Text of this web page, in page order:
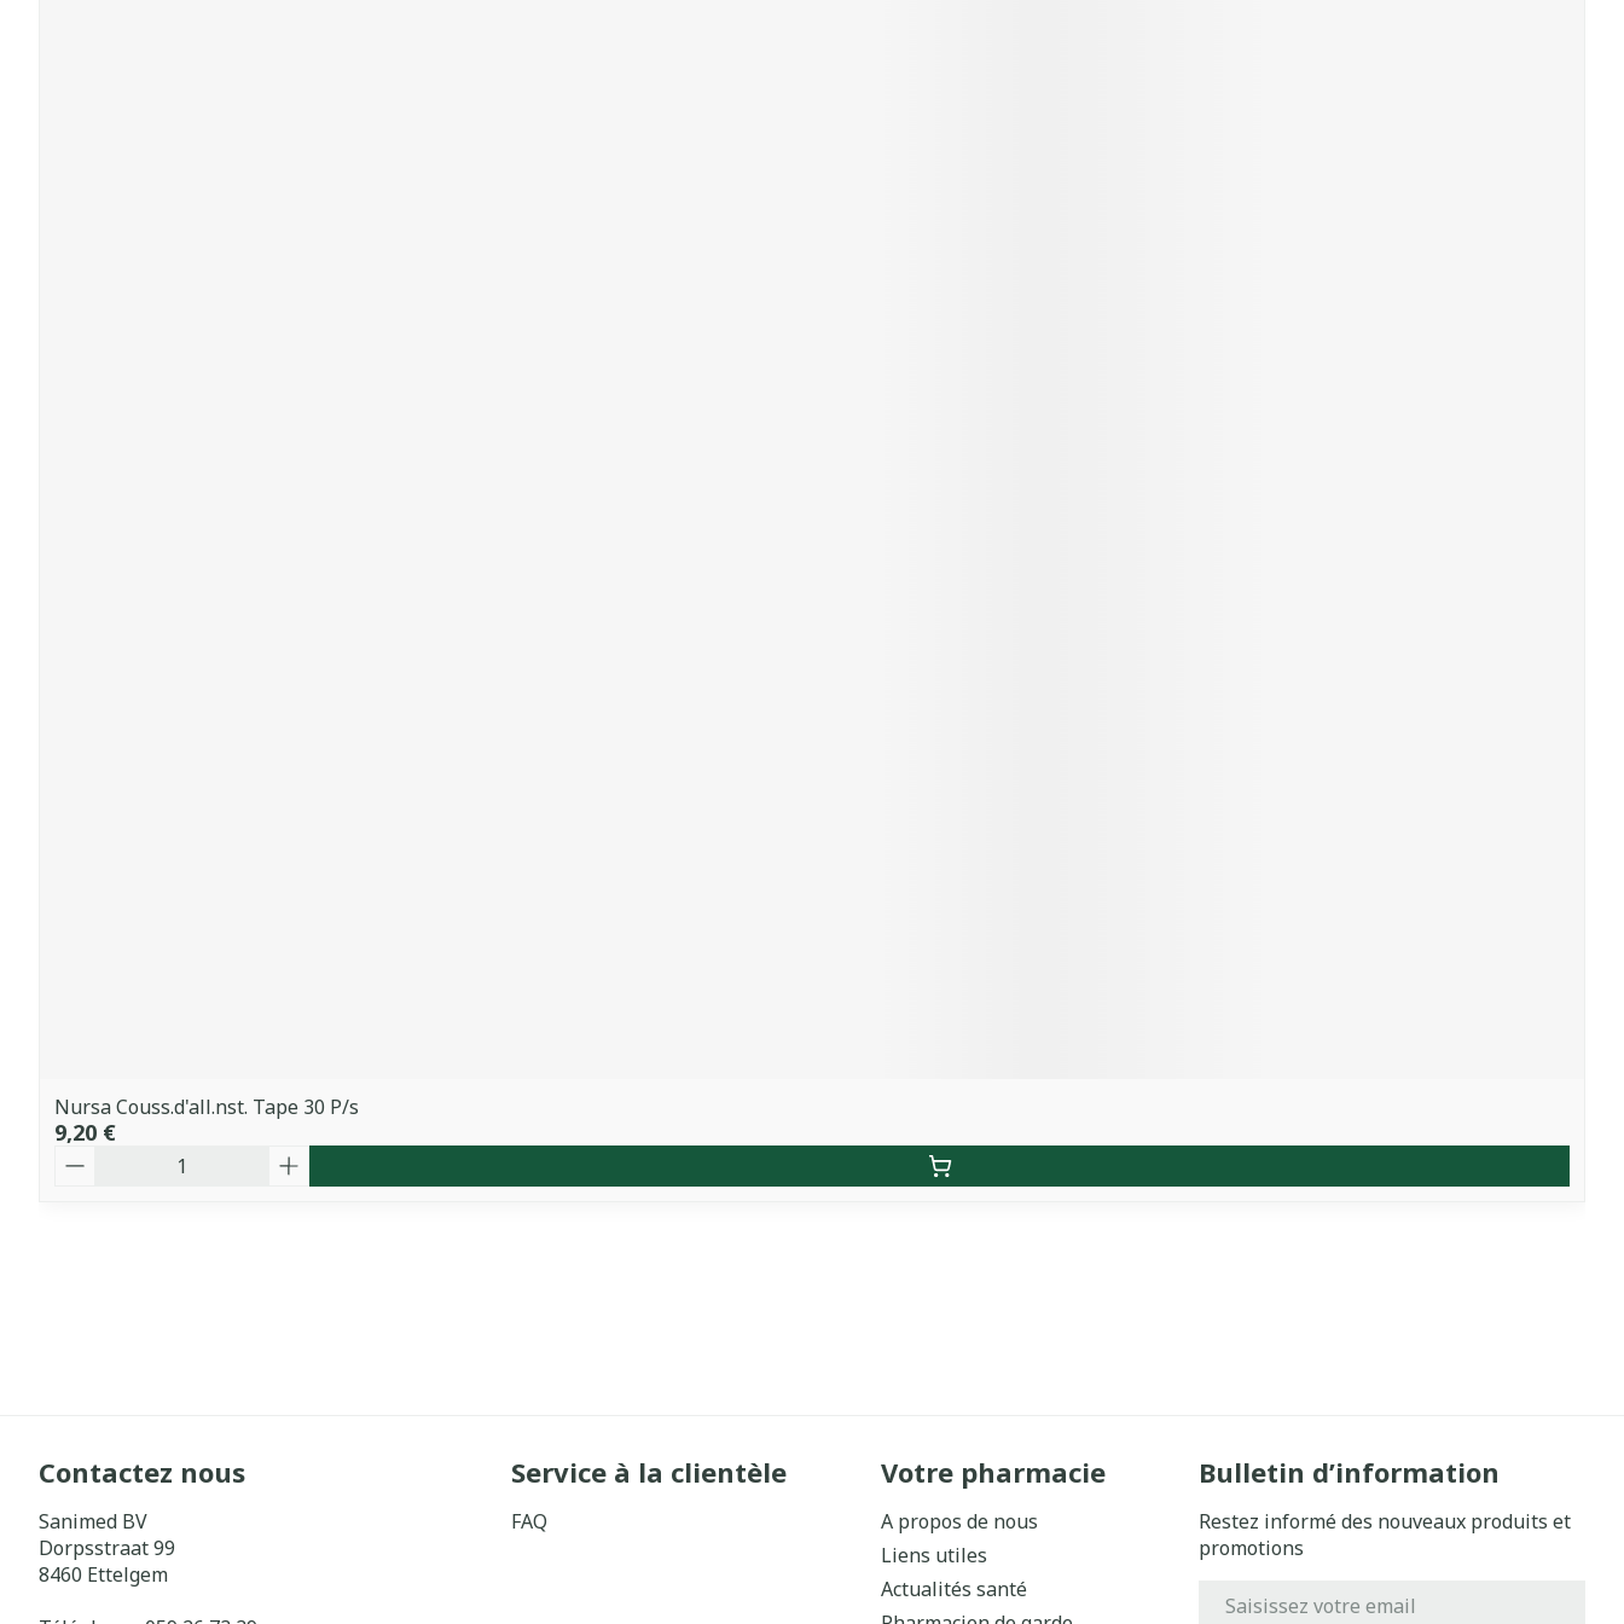
Nursa Couss.d'all.nst. Tape 30 P/s
9,20 €
Contactez nous
Sanimed BV
Dorpsstraat 99
8460 Ettelgem
Service à la clientèle
FAQ
Votre pharmacie
A propos de nous
Liens utiles
Actualités santé
Bulletin d’information
Restez informé des nouveaux produits et
promotions